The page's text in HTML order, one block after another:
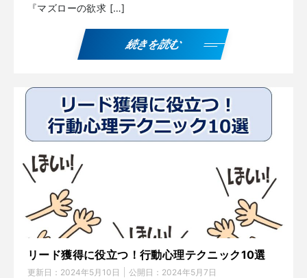
『マズローの欲求 […]
続きを読む
リード獲得に役立つ！行動心理テクニック10選
更新日： 2024年5月10日 公開日： 2024年5月7日